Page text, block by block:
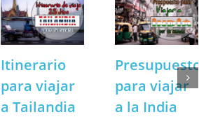
Itinerario
para viajar
a Tailandia
Presupuesto
para viajar
a la India